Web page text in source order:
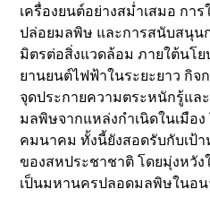
เครื่องยนต์อย่างสม่ำเสมอ กา
ปล่อยมลพิษ และการสนับสนุน
มิตรต่อสิ่งแวดล้อม ภายใต้นโ
ยานยนต์ไฟฟ้าในระยะยาว กิจ
จุดประกายความตระหนักรู้แล
มลพิษจากแหล่งกำเนิดในเมือ
คมนาคม ทั้งนี้ยังสอดรับกับเป้
ของสหประชาชาติ โดยมุ่งหวั
เป็นมหานครปลอดมลพิษในอ